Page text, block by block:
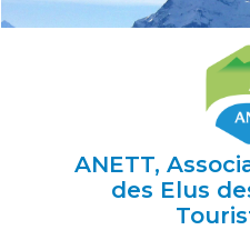
ANETT,
des Elus